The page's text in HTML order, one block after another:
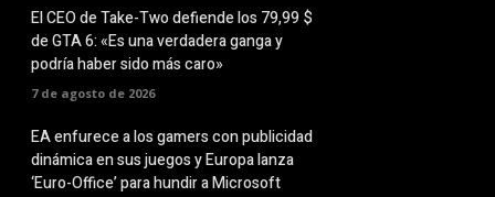
El CEO de Take-Two defiende los 79,99 $
de GTA 6: «Es una verdadera ganga y
podría haber sido más caro»
7 de agosto de 2026
EA enfurece a los gamers con publicidad
dinámica en sus juegos y Europa lanza
‘Euro-Office’ para hundir a Microsoft